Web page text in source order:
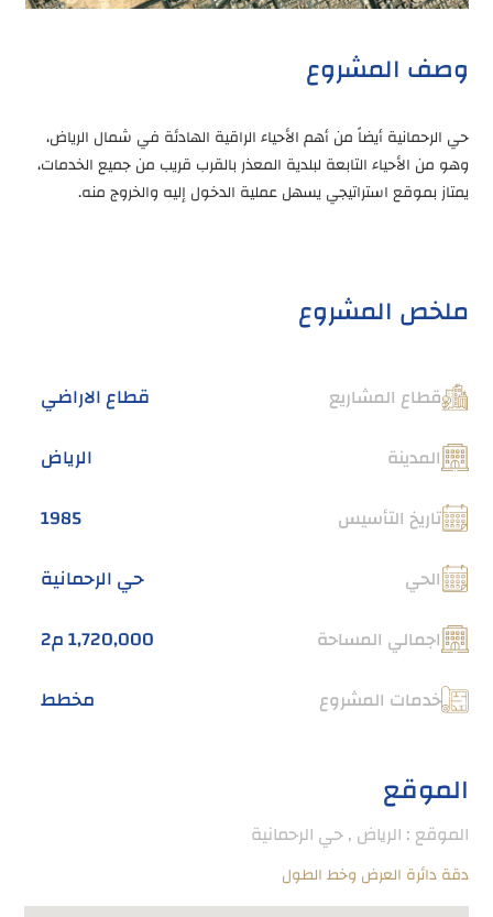
وصف المشروع
حي الرحمانية أيضاً من أهم الأحياء الراقية الهادئة في شمال الرياض،
وهو من الأحياء التابعة لبلدية المعذر بالقرب قريب من جميع الخدمات،
يمتاز بموقع استراتيجي يسهل عملية الدخول إليه والخروج منه.
ملخص المشروع
قطاع المشاريع قطاع الاراضي
المدينة الرياض
تاريخ التأسيس 1985
الحي حي الرحمانية
اجمالي المساحة 1,720,000 م2
خدمات المشروع مخطط
الموقع
الموقع : الرياض , حي الرحمانية
دقة دائرة العرض وخط الطول